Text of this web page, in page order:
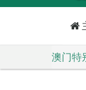
口
澳门特